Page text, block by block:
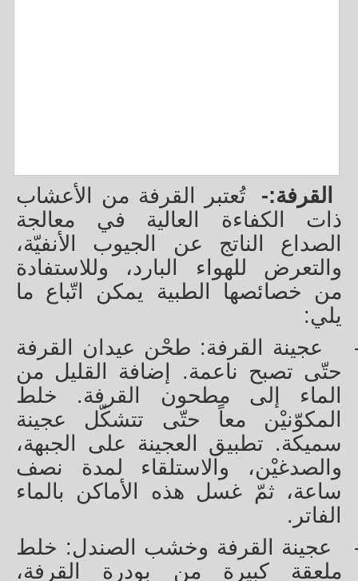
القرفة:- تُعتبر القرفة من الأعشاب
ذات الكفاءة العالية في معالجة
الصداع الناتج عن الجيوب الأنفيّة،
والتعرض للهواء البارد، وللاستفادة
من خصائصها الطبية يمكن اتّباع ما
يلي:
عجينة القرفة: طحْن عيدان القرفة
حتّى تصبح ناعمة. إضافة القليل من
الماء إلى مطحون القرفة. خلط
المكوّنيْن معاً حتّى تتشكّل عجينة
سميكة. تطبيق العجينة على الجبهة،
والصدغيْن، والاستلقاء لمدة نصف
ساعة، ثمّ غسل هذه الأماكن بالماء
الفاتر.
عجينة القرفة وخشب الصندل: خلط
ملعقة كبيرة من بودرة القرفة،